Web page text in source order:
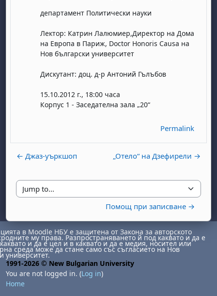
департамент Политически науки
Лектор: Катрин Лалюмиер,Директор на Дома
на Европа в Париж, Doctor Honoris Causa на
Нов български университет
Дискутант: доц. д-р Антоний Гълъбов
15.10.2012 г., 18:00 часа
Корпус 1 - Заседателна зала „20“
Permalink
← Джаз-уъркшоп „Отело“ на Дзефирели →
Jump to...
Помощ при записване →
1 August
2 August
8 August
9 August
15 August
16 August
22 August
23 August
29 August
30 August
в Moodle НБУ е защитена от Закона за авторското
му права. Разпространяването й под каквато и да е
и да е цел и в каквато и да е медия, носител или
среда може да стане само със съгласието на Нов
университет.
1991-2026 © New Bulgarian University
You are not logged in. (Log in)
Home